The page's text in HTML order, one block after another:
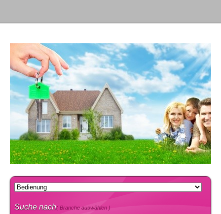
Suche nach( Branche auswählen )